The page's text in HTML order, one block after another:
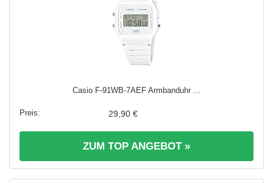
Casio F-91WB-7AEF Armbanduhr ...
29,90 €
ZUM TOP ANGEBOT »